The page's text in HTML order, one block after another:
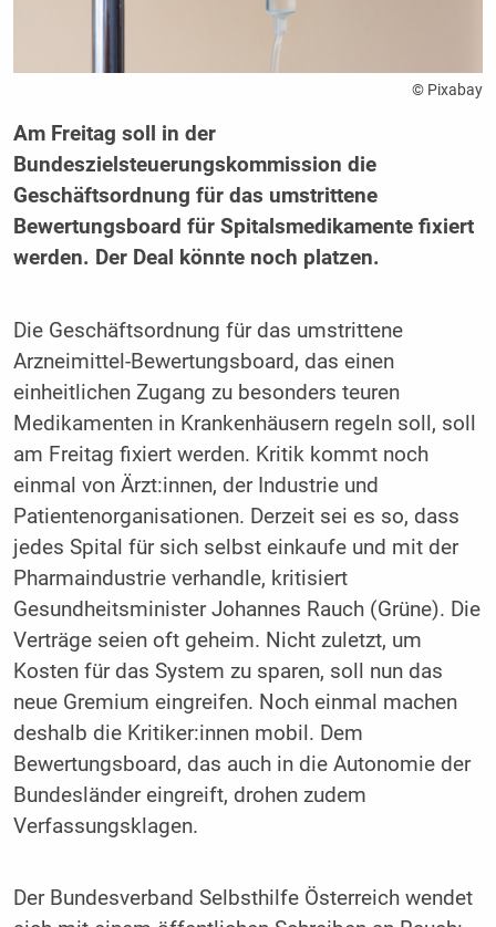
© Pixabay
Am Freitag soll in der
Bundeszielsteuerungskommission die
Geschäftsordnung für das umstrittene
Bewertungsboard für Spitalsmedikamente fixiert
werden. Der Deal könnte noch platzen.
Die Geschäftsordnung für das umstrittene
Arzneimittel-Bewertungsboard, das einen
einheitlichen Zugang zu besonders teuren
Medikamenten in Krankenhäusern regeln soll, soll
am Freitag fixiert werden. Kritik kommt noch
einmal von Ärzt:innen, der Industrie und
Patientenorganisationen. Derzeit sei es so, dass
jedes Spital für sich selbst einkaufe und mit der
Pharmaindustrie verhandle, kritisiert
Gesundheitsminister Johannes Rauch (Grüne). Die
Verträge seien oft geheim. Nicht zuletzt, um
Kosten für das System zu sparen, soll nun das
neue Gremium eingreifen. Noch einmal machen
deshalb die Kritiker:innen mobil. Dem
Bewertungsboard, das auch in die Autonomie der
Bundesländer eingreift, drohen zudem
Verfassungsklagen.
Der Bundesverband Selbsthilfe Österreich wendet